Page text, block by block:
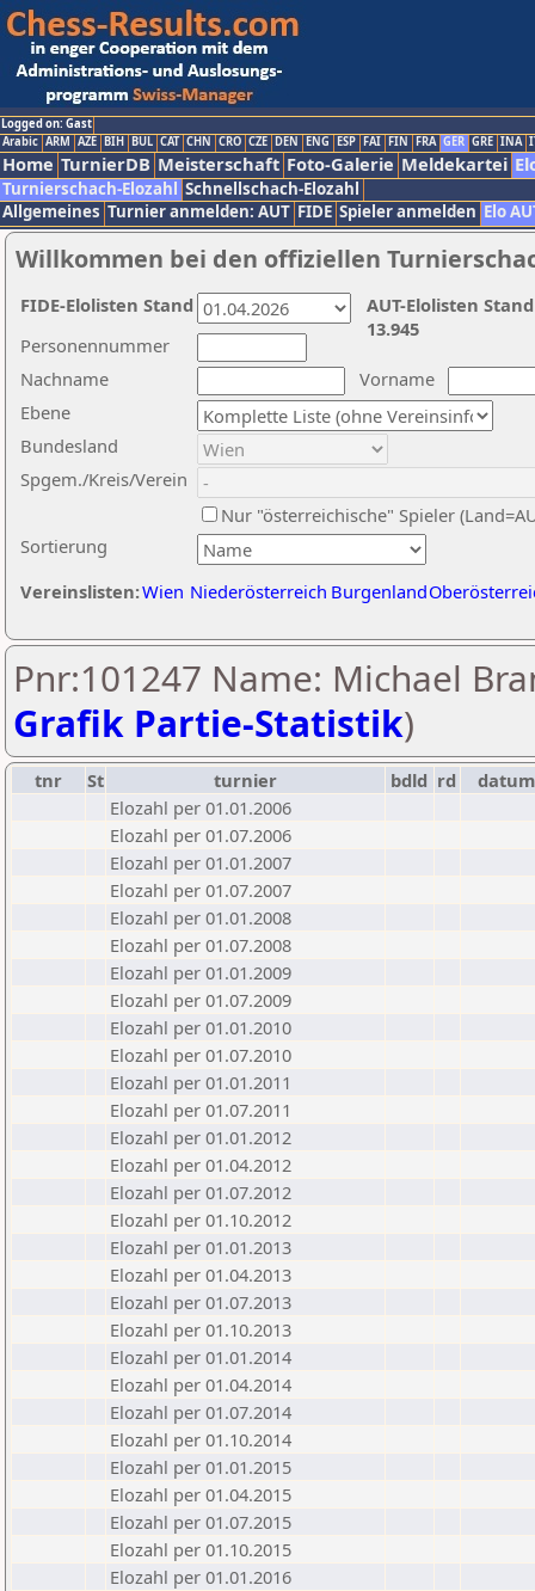
Logged on: Gast
Arabic ARM AZE BIH BUL CAT CHN CRO CZE DEN ENG ESP FAI FIN FRA GER GRE INA
Home TurnierDB Meisterschaft Foto-Galerie Meldekartei
Turnierschach-Elozahl Schnellschach-Elozahl
Allgemeines Turnier anmelden: AUT FIDE Spieler anmelden Elo
Willkommen bei den offiziellen
Nachname
Vorname
Ebene
Sortierung
Personennummer
Bundesland
Spgem./Kreis/Verein
Nur "österreichische" Spieler
Vereinslisten:Wien Niederösterreich Burgenland
AUT-Elolisten
13.945
FIDE-Elolisten Stand
Pnr:101247 Name: Michael
Grafik Partie-Statistik)
tnr St turnier bdld rd
datum
Elozahl per 01.01.2006
Elozahl per 01.07.2006
Elozahl per 01.01.2007
Elozahl per 01.07.2007
Elozahl per 01.01.2008
Elozahl per 01.07.2008
Elozahl per 01.01.2009
Elozahl per 01.07.2009
Elozahl per 01.01.2010
Elozahl per 01.07.2010
Elozahl per 01.01.2011
Elozahl per 01.07.2011
Elozahl per 01.01.2012
Elozahl per 01.04.2012
Elozahl per 01.07.2012
Elozahl per 01.10.2012
Elozahl per 01.01.2013
Elozahl per 01.04.2013
Elozahl per 01.07.2013
Elozahl per 01.10.2013
Elozahl per 01.01.2014
Elozahl per 01.04.2014
Elozahl per 01.07.2014
Elozahl per 01.10.2014
Elozahl per 01.01.2015
Elozahl per 01.04.2015
Elozahl per 01.07.2015
Elozahl per 01.10.2015
Elozahl per 01.01.2016